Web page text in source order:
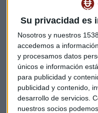
Su privacidad es
Nosotros y nuestros 1538
accedemos a
y procesamos datos
únicos e información
para publicidad y
publicidad y contenido,
desarrollo de servicios.
nuestros socios
reducido en 100 millones
(frente a los 1.500 de
repartido 375 millones
366 repartidos entre los
Por cierto, Juan Roig ha
por qué ser